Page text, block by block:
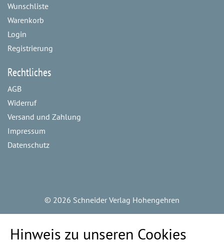
Wunschliste
Warenkorb
Login
Registrierung
Rechtliches
AGB
Widerruf
Versand und Zahlung
Impressum
Datenschutz
© 2026 Schneider Verlag Hohengehren
Hinweis zu unseren Cookies